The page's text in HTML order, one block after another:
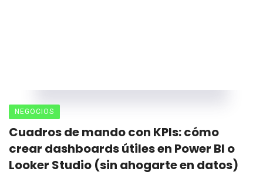
NEGOCIOS
Cuadros de mando con KPIs: cómo
crear dashboards útiles en Power BI o
Looker Studio (sin ahogarte en datos)